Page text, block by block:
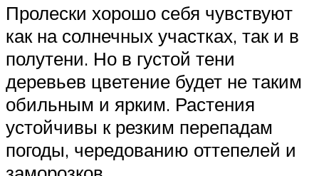
Пролески хорошо себя чувствуют
как на солнечных участках, так и в
полутени. Но в густой тени
деревьев цветение будет не таким
обильным и ярким. Растения
устойчивы к резким перепадам
погоды, чередованию оттепелей и